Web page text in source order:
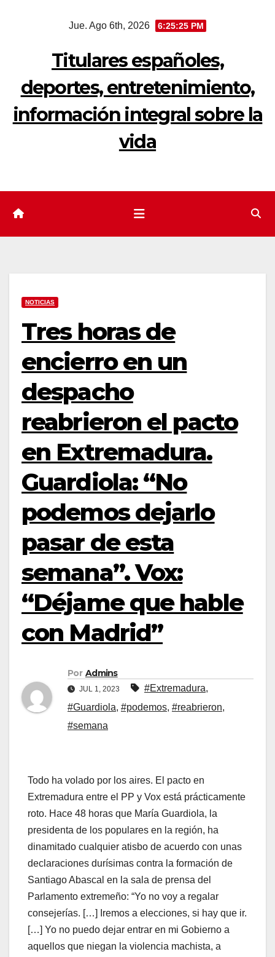
Jue. Ago 6th, 2026 6:25:26 PM
Titulares españoles,
deportes, entretenimiento,
información integral sobre la
vida
NOTICIAS
Tres horas de
encierro en un
despacho
reabrieron el pacto
en Extremadura.
Guardiola: “No
podemos dejarlo
pasar de esta
semana”. Vox:
“Déjame que hable
con Madrid”
Por Admins
JUL 1, 2023 #Extremadura,
#Guardiola, #podemos, #reabrieron,
#semana
Todo ha volado por los aires. El pacto en
Extremadura entre el PP y Vox está prácticamente
roto. Hace 48 horas que María Guardiola, la
presidenta de los populares en la región, ha
dinamitado cualquier atisbo de acuerdo con unas
declaraciones durísimas contra la formación de
Santiago Abascal en la sala de prensa del
Parlamento extremeño: “Yo no voy a regalar
consejerías. […] Iremos a elecciones, si hay que ir.
[…] Yo no puedo dejar entrar en mi Gobierno a
aquellos que niegan la violencia machista, a